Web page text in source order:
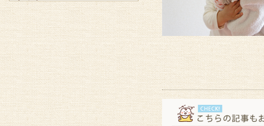
2011/12/20
ハグ育ラボアンケート「検証！うちのパパ
の育児度チェーック！2011年」結果発
表！
2011/12/8
ハグ育ラボアンケート「検証！うちのパパ
の育児度チェーック！2011年」へ多数の
ご投票ありがとうございました。
2011/11/14
ハグ育プレゼントキャンペーン開催中！
2011/11/14
皮膚科医100人と新米ママ400名に聞く